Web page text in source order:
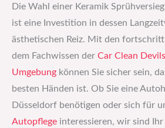
Die Wahl einer Keramik
ist eine Investition in dessen
ästhetischen Reiz. Mit den
dem Fachwissen der Car Clean
Umgebung können Sie sicher sein,
besten Händen ist. Ob Sie eine
Düsseldorf benötigen oder sich für
Autopflege interessieren, wir sind